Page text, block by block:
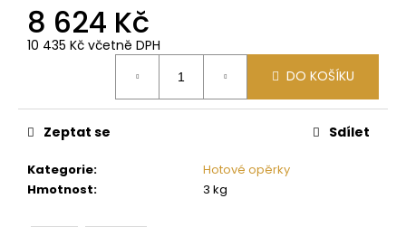
8 624 Kč
10 435 Kč včetně DPH
DO KOŠÍKU
Kategorie:
Hotové opěrky
Hmotnost: 3 kg
Zeptat se Sdílet
o
p
u